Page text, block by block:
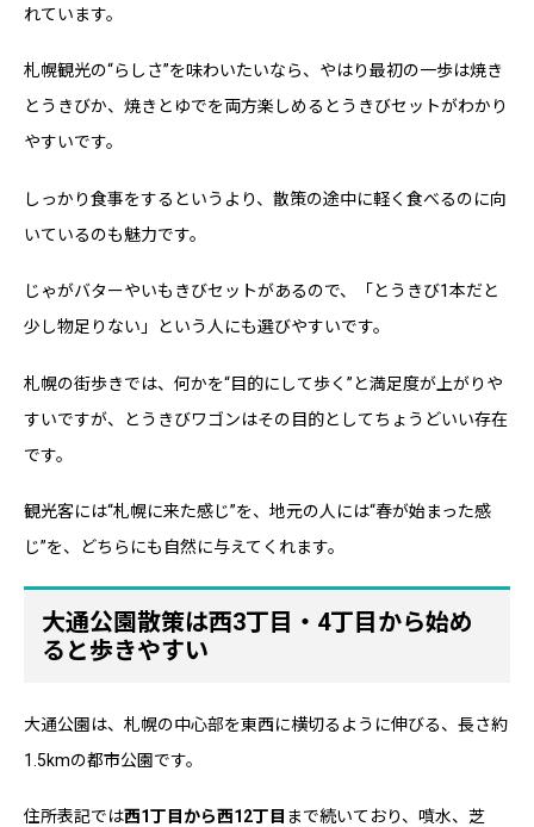
れています。
札幌観光の“らしさ”を味わいたいなら、やはり最初の一歩は焼き
とうきびか、焼きとゆでを両方楽しめるとうきびセットがわかり
やすいです。
しっかり食事をするというより、散策の途中に軽く食べるのに向
いているのも魅力です。
じゃがバターやいもきびセットがあるので、「とうきび1本だと
少し物足りない」という人にも選びやすいです。
札幌の街歩きでは、何かを“目的にして歩く”と満足度が上がりや
すいですが、とうきびワゴンはその目的としてちょうどいい存在
です。
観光客には“札幌に来た感じ”を、地元の人には“春が始まった感
じ”を、どちらにも自然に与えてくれます。
大通公園散策は西3丁目・4丁目から始め
ると歩きやすい
大通公園は、札幌の中心部を東西に横切るように伸びる、長さ約
1.5kmの都市公園です。
住所表記では西1丁目から西12丁目 まで続いており、噴水、芝